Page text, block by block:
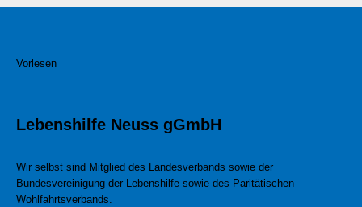
Vorlesen
Lebenshilfe Neuss gGmbH
Wir selbst sind Mitglied des Landesverbands sowie der
Bundesvereinigung der Lebenshilfe sowie des Paritätischen
Wohlfahrtsverbands.